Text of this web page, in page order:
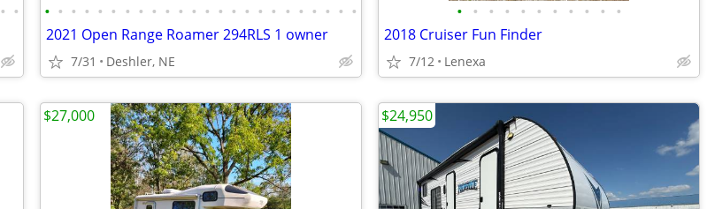
• • • • • • • • • • • • • • • • • • • • • • • • • •
2021 Open Range Roamer 294RLS 1 owner
7/31 Deshler, NE
• • • • • • • • • • •
2018 Cruiser Fun Finder
7/12 Lenexa
$27,000 $24,950